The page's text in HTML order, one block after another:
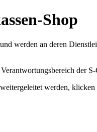
Shop
werden an deren
der
werden,